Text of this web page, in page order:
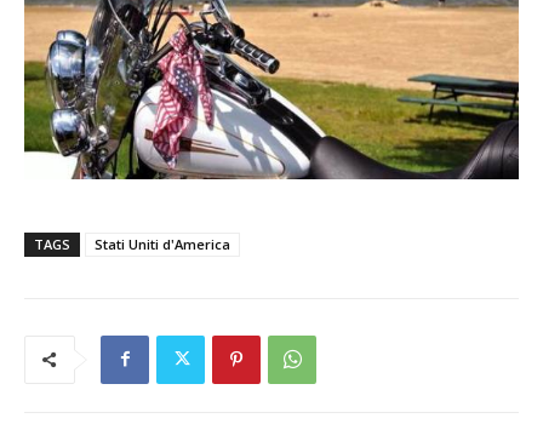
TAGS Stati Uniti d'America